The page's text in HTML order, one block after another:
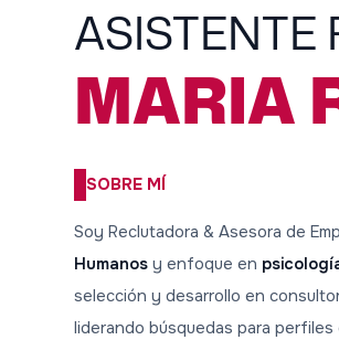
ASISTENTE
MARIA
SOBRE MÍ
Soy Reclutadora & Asesora de
Humanos y enfoque en
selección y desarrollo en
liderando búsquedas para